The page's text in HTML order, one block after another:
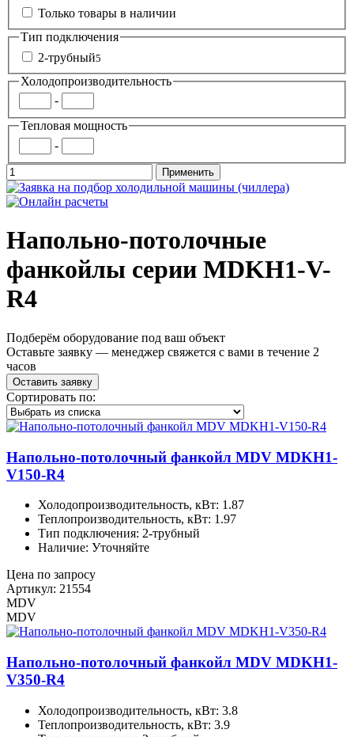
Только товары в наличии
Тип подключения
2-трубный5
Холодопроизводительность
-
Тепловая мощность
-
Напольно-потолочные
фанкойлы серии MDKH1-V-
R4
Подберём оборудование под ваш объект
Оставьте заявку — менеджер свяжется с вами в течение 2
часов
Оставить заявку
Сортировать по:
Напольно-потолочный фанкойл MDV MDKH1-
V150-R4
Холодопроизводительность, кВт: 1.87
Теплопроизводительность, кВт: 1.97
Тип подключения: 2-трубный
Наличие: Уточняйте
Цена по запросу
Артикул: 21554
MDV
MDV
Напольно-потолочный фанкойл MDV MDKH1-
V350-R4
Холодопроизводительность, кВт: 3.8
Теплопроизводительность, кВт: 3.9